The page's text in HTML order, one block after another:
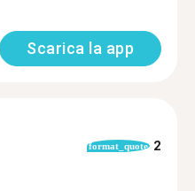
Scarica la app
format_quote 2